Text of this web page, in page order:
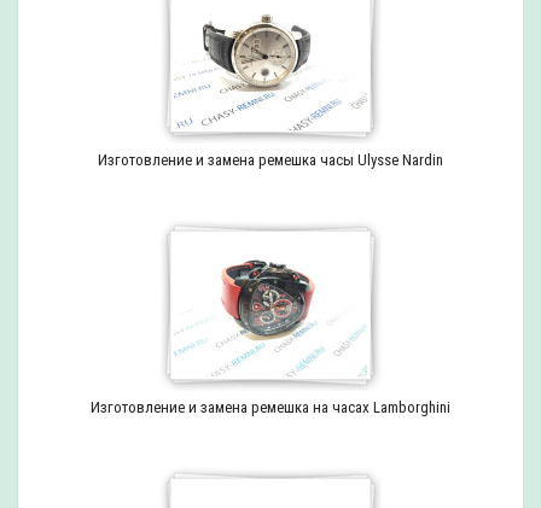
Изготовление и замена ремешка часы Ulysse Nardin
Изготовление и замена ремешка на часах Lamborghini